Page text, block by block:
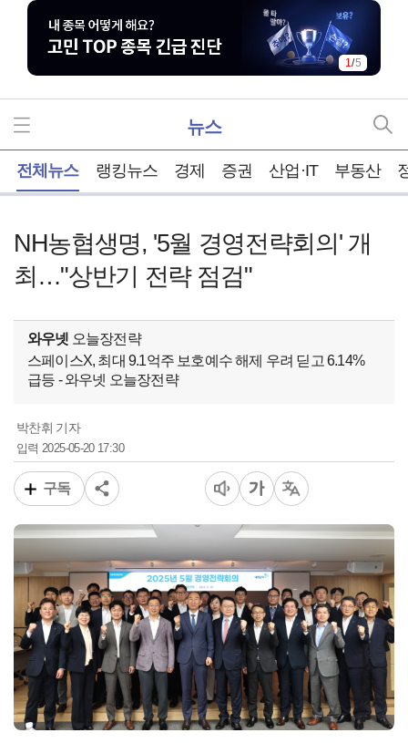
1/5
뉴스
전체뉴스 랭킹뉴스 경제 증권 산업·IT 부동산
NH농협생명, '5월 경영전략회의' 개
최…"상반기 전략 점검"
와우넷 오늘장전략
스페이스X, 최대 9.1억주 보호예수 해제 우려 딛고 6.14%
급등 - 와우넷 오늘장전략
박찬휘 기자
입력2025-05-20 17:30
구독